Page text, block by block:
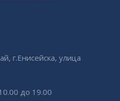
г.Енисейска, улица
до 19.00